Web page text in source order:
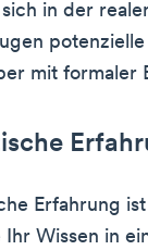
in der
mit formaler
Erfahrung
Ihr Wissen in